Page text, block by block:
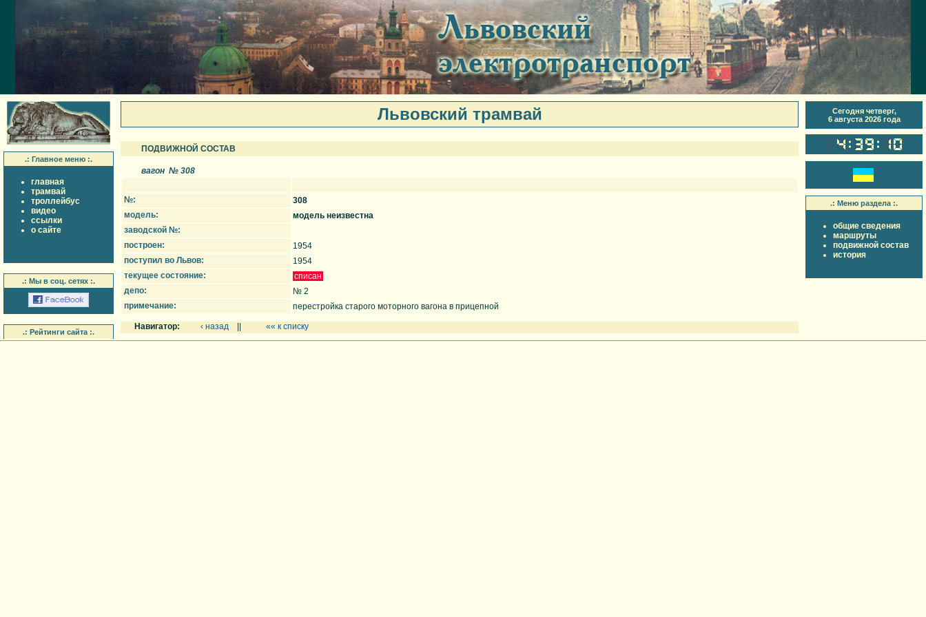
.: Главное меню :.
главная
трамвай
троллейбус
видео
ссылки
о сайте
.: Мы в соц. сетях :.
.: Рейтинги сайта :.
Сегодня четверг,
6 августа 2026 года
.: Меню раздела :.
общие сведения
маршруты
подвижной состав
история
Львовский трамвай
ПОДВИЖНОЙ СОСТАВ
вагон № 308
№:
308
модель:
модель неизвестна
заводской №:
построен:
1954
поступил во Львов:
1954
текущее состояние:
списан
депо:
№ 2
примечание:
перестройка старого моторного вагона в прицепной
Навигатор: ‹ назад «« к списку